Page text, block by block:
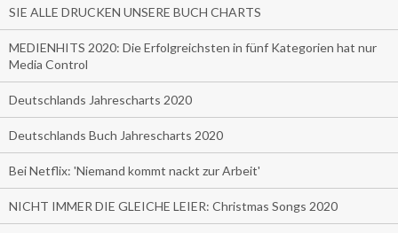
SIE ALLE DRUCKEN UNSERE BUCH CHARTS
MEDIENHITS 2020: Die Erfolgreichsten in fünf Kategorien hat nur
Media Control
Deutschlands Jahrescharts 2020
Deutschlands Buch Jahrescharts 2020
Bei Netflix: 'Niemand kommt nackt zur Arbeit'
NICHT IMMER DIE GLEICHE LEIER: Christmas Songs 2020